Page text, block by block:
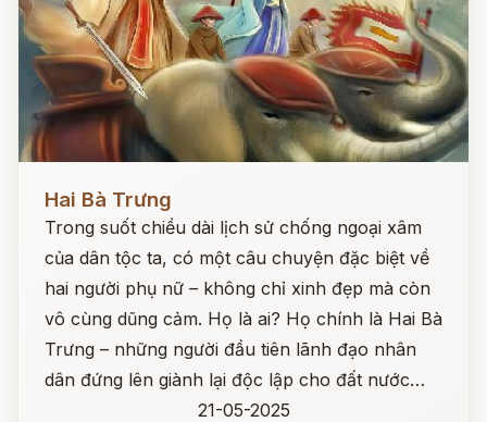
Hai Bà Trưng
Trong suốt chiều dài lịch sử chống ngoại xâm
của dân tộc ta, có một câu chuyện đặc biệt về
hai người phụ nữ – không chỉ xinh đẹp mà còn
vô cùng dũng cảm. Họ là ai? Họ chính là Hai Bà
Trưng – những người đầu tiên lãnh đạo nhân
dân đứng lên giành lại độc lập cho đất nước…
21-05-2025